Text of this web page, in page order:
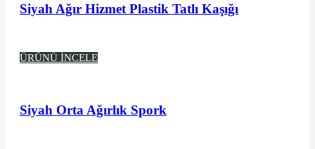
Siyah Ağır Hizmet Plastik Tatlı Kaşığı
ÜRÜNÜ İNCELE
Siyah Orta Ağırlık Spork